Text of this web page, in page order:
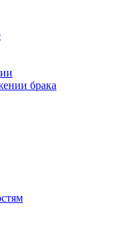
брака